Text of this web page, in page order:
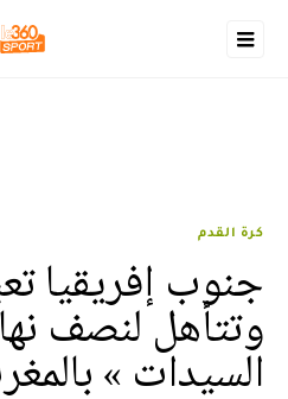
كرة القدم
جنوب إفريقيا
وتتأهل لنصف
السيدات »